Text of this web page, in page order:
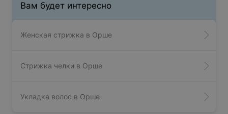
Вам будет интересно
Женская стрижка в Орше
Стрижка челки в Орше
Укладка волос в Орше